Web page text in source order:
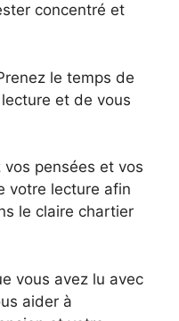
concentré et
le temps de
et de vous
pensées et vos
votre lecture afin
le claire chartier
vous avez lu avec
aider à